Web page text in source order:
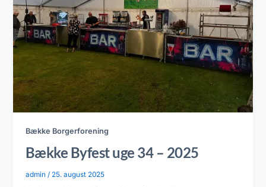
Bække Borgerforening
Bække Byfest uge 34 – 2025
admin / 25. august 2025